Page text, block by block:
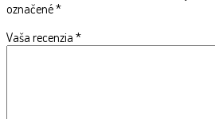
označené*
Vaša recenzia *